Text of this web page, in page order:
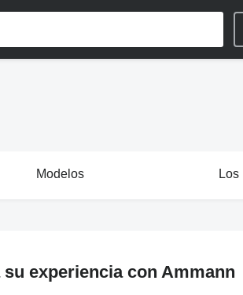
Modelos
su experiencia con Ammann